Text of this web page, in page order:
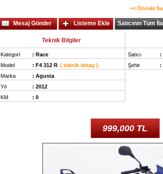
<< Önceki
Mesaj Gönder Listeme Ekle Satıcının Tüm
Teknik Bilgiler
Kategori : Race Satıcı :
Model
: F4 312 R ( teknik detay ) Şehir :
Marka
: Agusta
Yıl
: 2012
KM
: 0
999,000 TL